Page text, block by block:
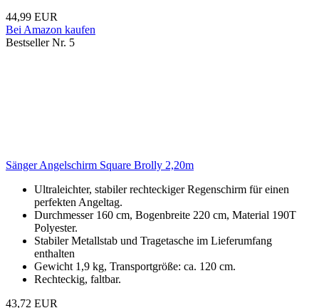
44,99 EUR
Bei Amazon kaufen
Bestseller Nr. 5
Sänger Angelschirm Square Brolly 2,20m
Ultraleichter, stabiler rechteckiger Regenschirm für einen
perfekten Angeltag.
Durchmesser 160 cm, Bogenbreite 220 cm, Material 190T
Polyester.
Stabiler Metallstab und Tragetasche im Lieferumfang
enthalten
Gewicht 1,9 kg, Transportgröße: ca. 120 cm.
Rechteckig, faltbar.
43,72 EUR